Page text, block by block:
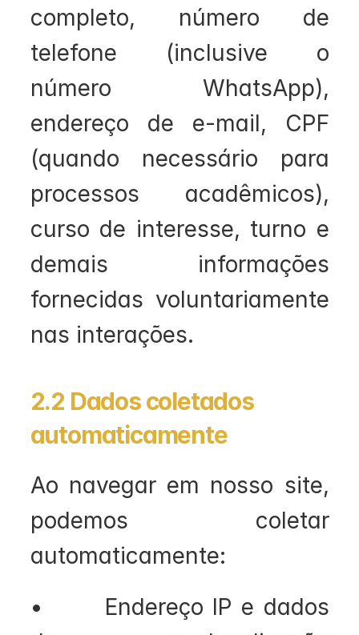
completo, número de
telefone (inclusive o
número WhatsApp),
endereço de e-mail, CPF
(quando necessário para
processos acadêmicos),
curso de interesse, turno e
demais informações
fornecidas voluntariamente
nas interações.
2.2 Dados coletados
automaticamente
Ao navegar em nosso site,
podemos coletar
automaticamente:
•       Endereço IP e dados